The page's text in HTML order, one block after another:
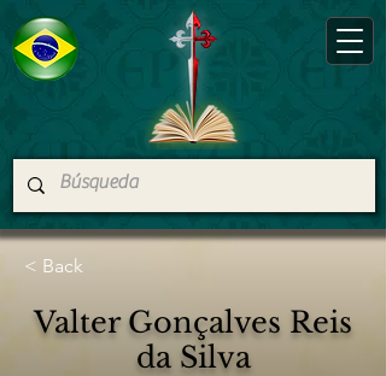
< Back
Valter Gonçalves Reis
da Silva